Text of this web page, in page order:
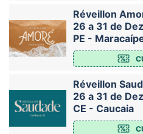
Réveillon
26 a 31 de
PE -
Réveillon
26 a 31 de
CE - Caucaia